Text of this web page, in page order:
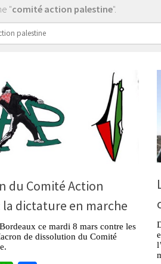
"comité action palestine".
du Comité Action
la dictature en marche
ce mardi 8 mars contre les
de dissolution du Comité